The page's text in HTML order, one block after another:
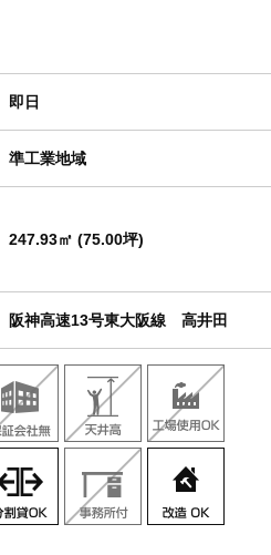
即日
準工業地域
247.93㎡ (75.00坪)
阪神高速13号東大阪線 高井田